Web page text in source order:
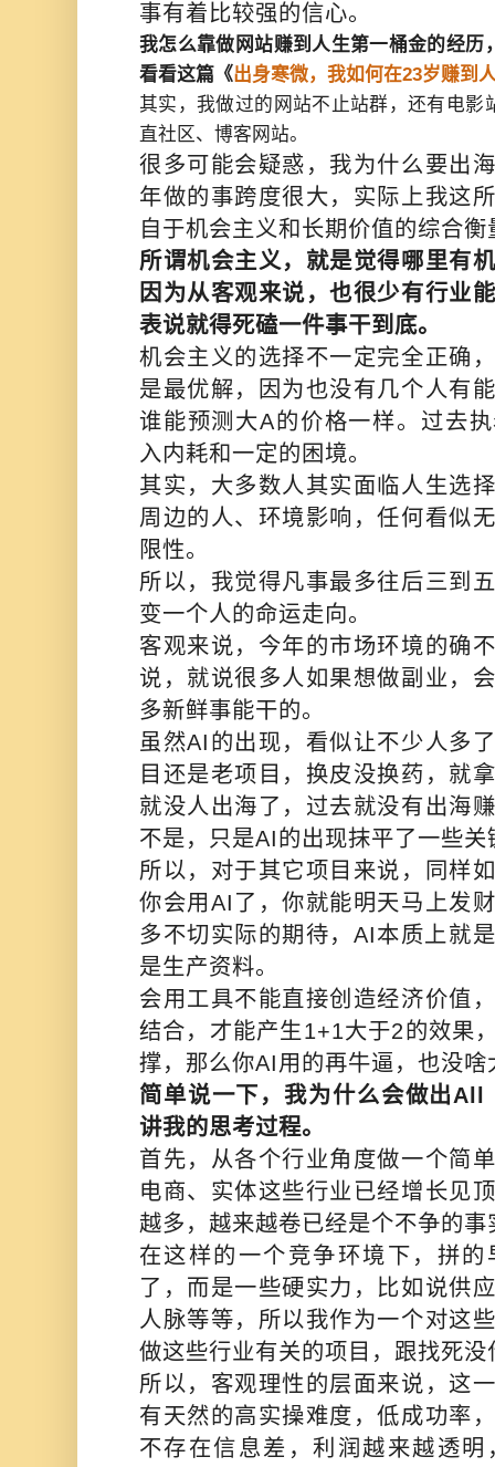
事有着比较强的信心。
我怎么靠做网站赚到人生第一桶金的经历
看看这篇《出身寒微，我如何在23岁赚到
其实，我做过的网站不止站群，还有电影
直社区、博客网站。
很多可能会疑惑，我为什么要出
年做的事跨度很大，实际上我这
自于机会主义和长期价值的综合衡
所谓机会主义，就是觉得哪里有
因为从客观来说，也很少有行业
表说就得死磕一件事干到底。
机会主义的选择不一定完全正确
是最优解，因为也没有几个人有
谁能预测大A的价格一样。过去
入内耗和一定的困境。
其实，大多数人其实面临人生选
周边的人、环境影响，任何看似
限性。
所以，我觉得凡事最多往后三到
变一个人的命运走向。
客观来说，今年的市场环境的确
说，就说很多人如果想做副业，
多新鲜事能干的。
虽然AI的出现，看似让不少人多
目还是老项目，换皮没换药，就
就没人出海了，过去就没有出海
不是，只是AI的出现抹平了一些关
所以，对于其它项目来说，同样
你会用AI了，你就能明天马上发
多不切实际的期待，AI本质上就
是生产资料。
会用工具不能直接创造经济价值
结合，才能产生1+1大于2的效果
撑，那么你AI用的再牛逼，也没啥
简单说一下，我为什么会做出
讲我的思考过程。
首先，从各个行业角度做一个简
电商、实体这些行业已经增长见
越多，越来越卷已经是个不争的事
在这样的一个竞争环境下，拼
了，而是一些硬实力，比如说供
人脉等等，所以我作为一个对这
做这些行业有关的项目，跟找死
所以，客观理性的层面来说，这
有天然的高实操难度，低成功率
不存在信息差，利润越来越透